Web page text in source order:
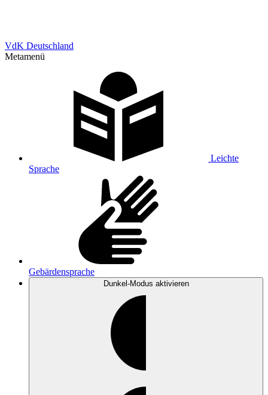
VdK Deutschland
Metamenü
Leichte
Sprache
Gebärdensprache
Dunkel-Modus aktivieren